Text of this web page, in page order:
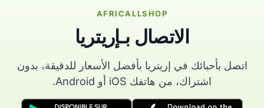
AFRICALLSHOP
الاتصال بـإريتريا
اتصل بأحبائك في إريتريا بأفضل الأسعار للدقيقة، بدون
اشتراك، من هاتفك iOS أو Android.